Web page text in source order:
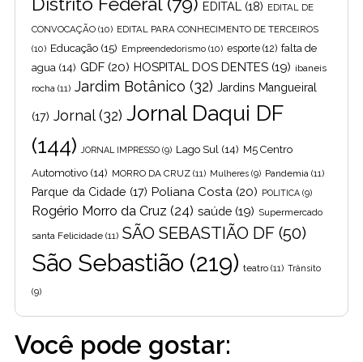
EDITAL (18) EDITAL DE
CONVOCAÇÃO (10) EDITAL PARA CONHECIMENTO DE TERCEIROS
(10) Educação (15) Empreendedorismo (10) esporte (12) falta de
agua (14) GDF (20) HOSPITAL DOS DENTES (19) ibaneis
rocha (11) Jardim Botânico (32) Jardins Mangueiral
(17) Jornal(32) Jornal Daqui DF
(144)
JORNAL IMPRESSO (9) Lago Sul (14) M5 Centro
Automotivo (14) MORRO DA CRUZ (11) Mulheres (9) Pandemia (11)
Parque da Cidade (17) Poliana Costa (20) POLITICA (9)
Rogério Morro da Cruz (24) saúde (19) Supermercado
santa Felicidade (11) SÃO SEBASTIÃO DF (50)
São Sebastião (219) teatro (11) Trânsito
(9)
Você pode gostar: